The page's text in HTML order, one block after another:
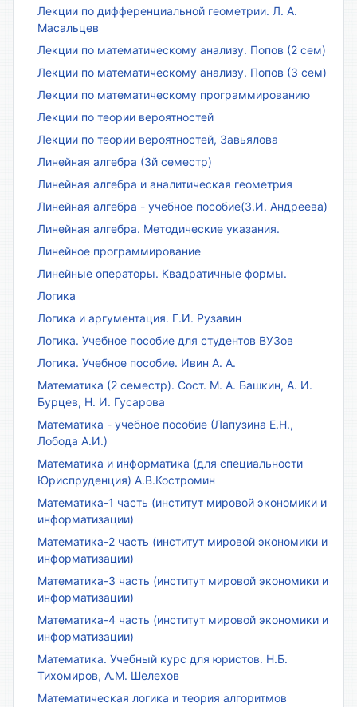
Лекции по дифференциальной геометрии. Л. А.
Масальцев
Лекции по математическому анализу. Попов (2 сем)
Лекции по математическому анализу. Попов (3 сем)
Лекции по математическому программированию
Лекции по теории вероятностей
Лекции по теории вероятностей, Завьялова
Линейная алгебра (3й семестр)
Линейная алгебра и аналитическая геометрия
Линейная алгебра - учебное пособие(З.И. Андреева)
Линейная алгебра. Методические указания.
Линейное программирование
Линейные операторы. Квадратичные формы.
Логика
Логика и аргументация. Г.И. Рузавин
Логика. Учебное пособие для студентов ВУЗов
Логика. Учебное пособие. Ивин А. А.
Математика (2 семестр). Сост. М. А. Башкин, А. И.
Бурцев, Н. И. Гусарова
Математика - учебное пособие (Лапузина Е.Н.,
Лобода А.И.)
Математика и информатика (для специальности
Юриспруденция) А.В.Костромин
Математика-1 часть (институт мировой экономики и
информатизации)
Математика-2 часть (институт мировой экономики и
информатизации)
Математика-3 часть (институт мировой экономики и
информатизации)
Математика-4 часть (институт мировой экономики и
информатизации)
Математика. Учебный курс для юристов. Н.Б.
Тихомиров, А.М. Шелехов
Математическая логика и теория алгоритмов